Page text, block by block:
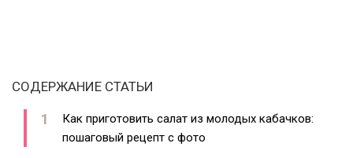
СОДЕРЖАНИЕ СТАТЬИ
Как приготовить салат из молодых кабачков:
пошаговый рецепт с фото